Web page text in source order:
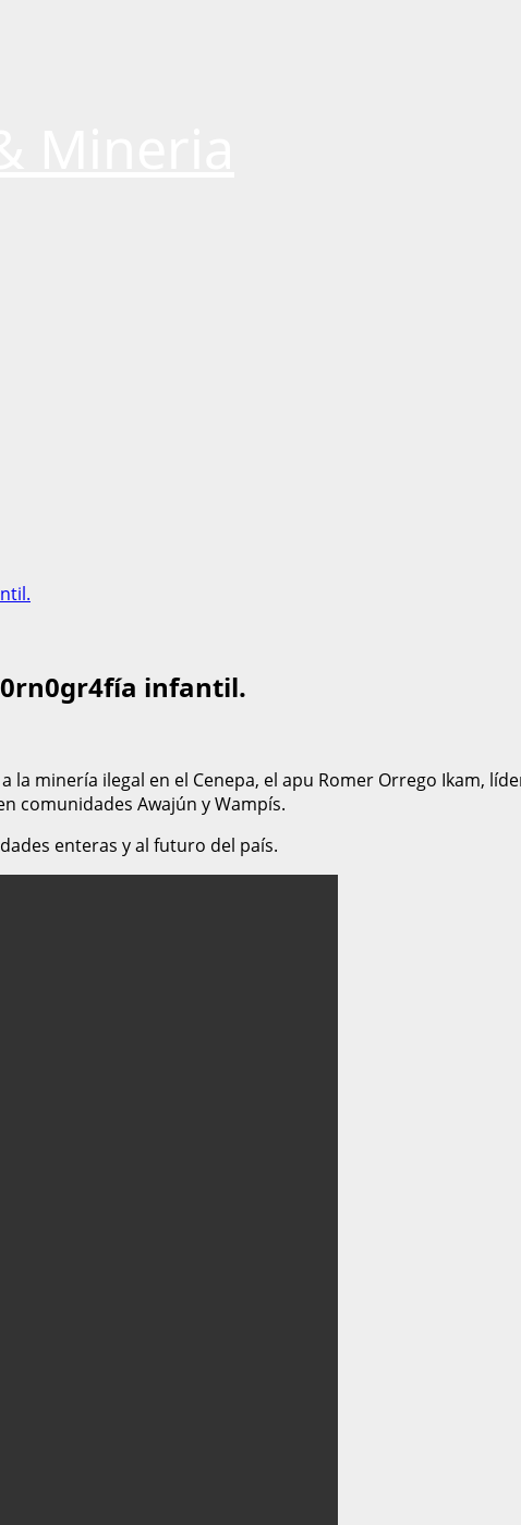
infantil.
la minería ilegal en el Cenepa, el apu Romer Orrego Ikam,
comunidades Awajún y Wampís.
enteras y al futuro del país.